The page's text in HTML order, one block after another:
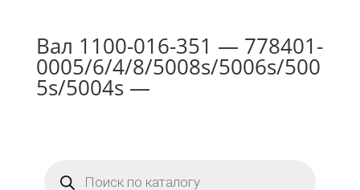
Вал 1100-016-351 — 778401-
0005/6/4/8/5008s/5006s/500
5s/5004s —
товаров